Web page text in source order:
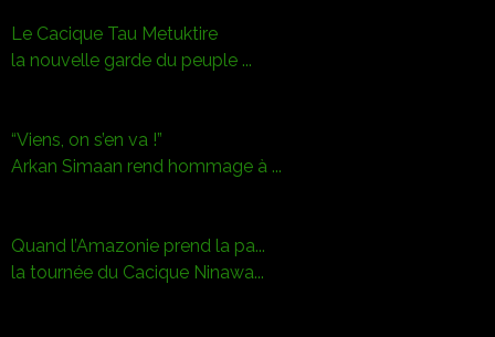
Le Cacique Tau Metuktire
la nouvelle garde du peuple ...
“Viens, on s’en va !”
Arkan Simaan rend hommage à ...
Quand l’Amazonie prend la pa...
la tournée du Cacique Ninawa...